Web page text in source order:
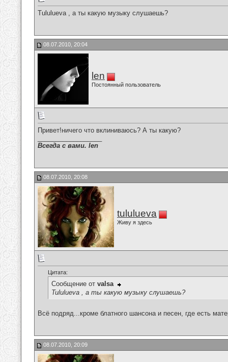
Tululueva , а ты какую музыку слушаешь?
08.07.2010, 20:04
len
Постоянный пользователь
Привет!ничего что вклиниваюсь? А ты какую?
Всегда с вами. len
08.07.2010, 20:08
tululueva
Живу я здесь
Цитата:
Сообщение от valsa
Tululueva , а ты какую музыку слушаешь?
Всё подряд...кроме блатного шансона и песен, где есть
08.07.2010, 20:09